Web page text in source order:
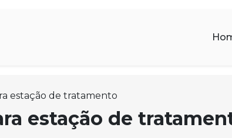
estação de tratamento
estação de